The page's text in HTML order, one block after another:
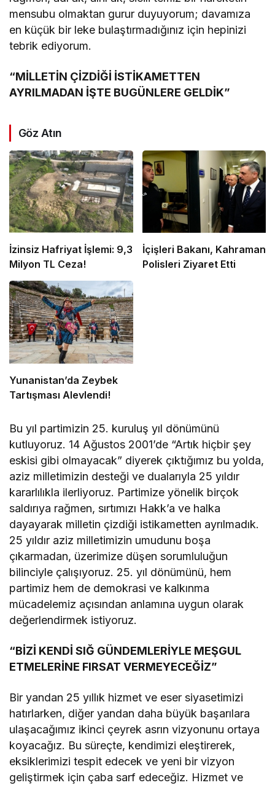
mensubu olmaktan gurur duyuyorum; davamıza
en küçük bir leke bulaştırmadığınız için hepinizi
tebrik ediyorum.
“MİLLETİN ÇİZDİĞİ İSTİKAMETTEN
AYRILMADAN İŞTE BUGÜNLERE GELDİK”
Göz Atın
İzinsiz Hafriyat İşlemi: 9,3
Milyon TL Ceza!
İçişleri Bakanı, Kahraman
Polisleri Ziyaret Etti
Yunanistan’da Zeybek
Tartışması Alevlendi!
Bu yıl partimizin 25. kuruluş yıl dönümünü
kutluyoruz. 14 Ağustos 2001’de “Artık hiçbir şey
eskisi gibi olmayacak” diyerek çıktığımız bu yolda,
aziz milletimizin desteği ve dualarıyla 25 yıldır
kararlılıkla ilerliyoruz. Partimize yönelik birçok
saldırıya rağmen, sırtımızı Hakk’a ve halka
dayayarak milletin çizdiği istikametten ayrılmadık.
25 yıldır aziz milletimizin umudunu boşa
çıkarmadan, üzerimize düşen sorumluluğun
bilinciyle çalışıyoruz. 25. yıl dönümünü, hem
partimiz hem de demokrasi ve kalkınma
mücadelemiz açısından anlamına uygun olarak
değerlendirmek istiyoruz.
“BİZİ KENDİ SIĞ GÜNDEMLERİYLE MEŞGUL
ETMELERİNE FIRSAT VERMEYECEĞİZ”
Bir yandan 25 yıllık hizmet ve eser siyasetimizi
hatırlarken, diğer yandan daha büyük başarılara
ulaşacağımız ikinci çeyrek asrın vizyonunu ortaya
koyacağız. Bu süreçte, kendimizi eleştirerek,
eksiklerimizi tespit edecek ve yeni bir vizyon
geliştirmek için çaba sarf edeceğiz. Hizmet ve